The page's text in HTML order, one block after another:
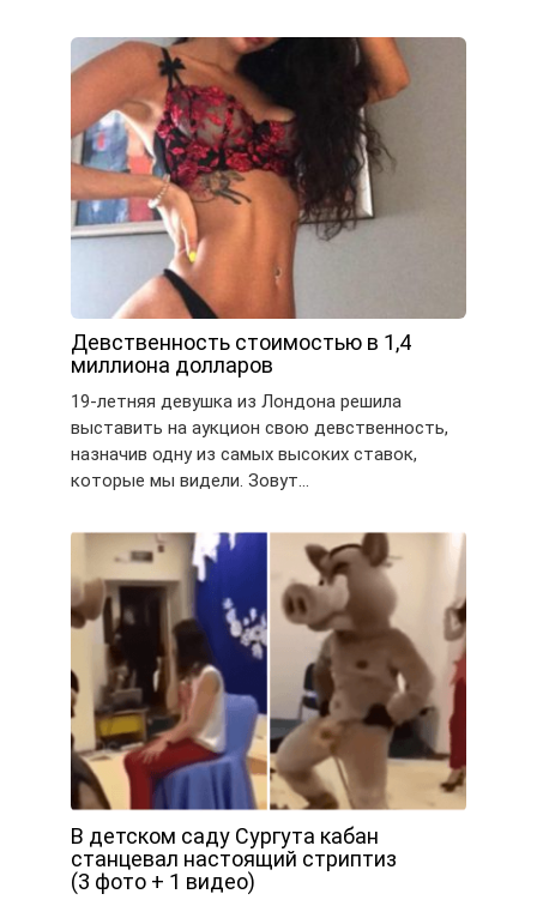
Девственность стоимостью в 1,4
миллиона долларов
19-летняя девушка из Лондона решила
выставить на аукцион свою девственность,
назначив одну из самых высоких ставок,
которые мы видели. Зовут…
В детском саду Сургута кабан
станцевал настоящий стриптиз
(3 фото + 1 видео)